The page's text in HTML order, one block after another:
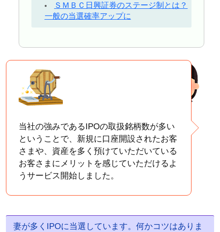
ＳＭＢＣ日興証券のステージ制とは？
一般の当選確率アップに
当社の強みであるIPOの取扱銘柄数が多い
ということで、新規に口座開設されたお客
さまや、資産を多く預けていただいている
お客さまにメリットを感じていただけるよ
うサービス開始しました。
妻が多くIPOに当選しています。何かコツはありま